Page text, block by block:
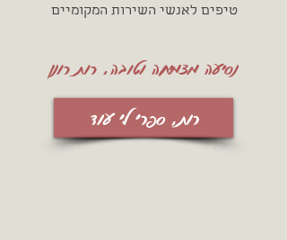
טיפים לאנשי השירות המקומיים
נסיעה מצמיחה וטובה, רות רונן
רות, ספרי לי עוד